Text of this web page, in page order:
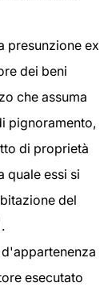
presunzione ex
dei beni
che assuma
pignoramento,
di proprietà
quale essi si
del
esecutato